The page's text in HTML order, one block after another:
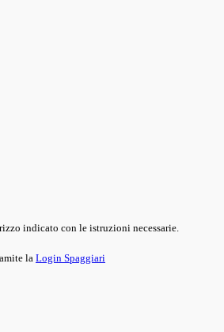
indicato con le istruzioni necessarie.
la Login Spaggiari